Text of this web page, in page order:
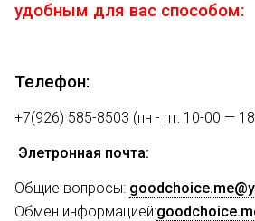
удобным для вас способом:
Телефон:
+7(926) 585-8503 (пн - пт: 10-00 —
Элетронная почта:
Общие вопросы:
Обмен информацией: